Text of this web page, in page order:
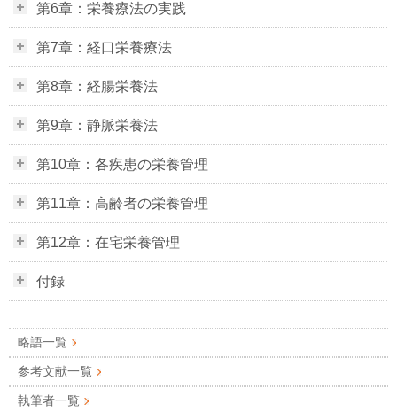
第6章：栄養療法の実践
第7章：経口栄養療法
第8章：経腸栄養法
第9章：静脈栄養法
第10章：各疾患の栄養管理
第11章：高齢者の栄養管理
第12章：在宅栄養管理
付録
略語一覧
参考文献一覧
執筆者一覧